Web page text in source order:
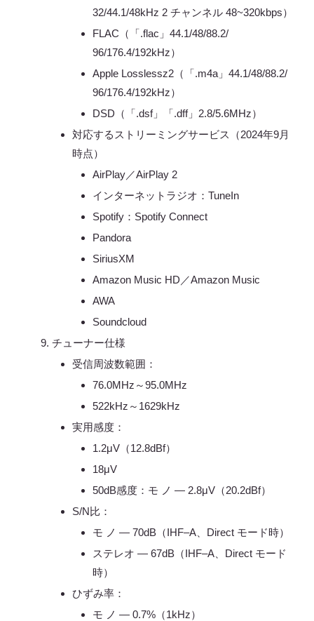
32/44.1/48kHz 2 チャンネル 48~320kbps）
FLAC（「.flac」44.1/48/88.2/
96/176.4/192kHz）
Apple Losslessz2（「.m4a」44.1/48/88.2/
96/176.4/192kHz）
DSD（「.dsf」「.dff」2.8/5.6MHz）
対応するストリーミングサービス（2024年9月
時点）
AirPlay／AirPlay 2
インターネットラジオ：TuneIn
Spotify：Spotify Connect
Pandora
SiriusXM
Amazon Music HD／Amazon Music
AWA
Soundcloud
チューナー仕様
受信周波数範囲：
76.0MHz～95.0MHz
522kHz～1629kHz
実用感度：
1.2μV（12.8dBf）
18μV
50dB感度：モ ノ ― 2.8μV（20.2dBf）
S/N比：
モ ノ ― 70dB（IHF–A、Direct モード時）
ステレオ ― 67dB（IHF–A、Direct モード
時）
ひずみ率：
モ ノ ― 0.7%（1kHz）